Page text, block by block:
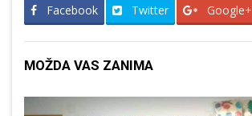
Facebook Twitter Google+
MOŽDA VAS ZANIMA